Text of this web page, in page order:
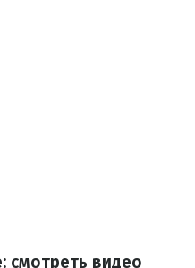
смотреть видео